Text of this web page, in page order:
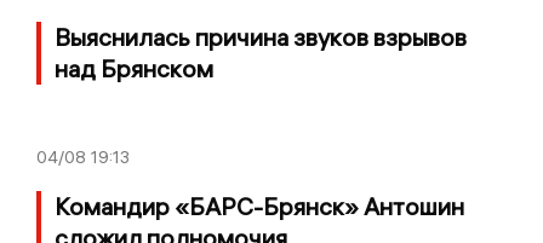
Выяснилась причина звуков взрывов
над Брянском
04/08 19:13
Командир «БАРС-Брянск» Антошин